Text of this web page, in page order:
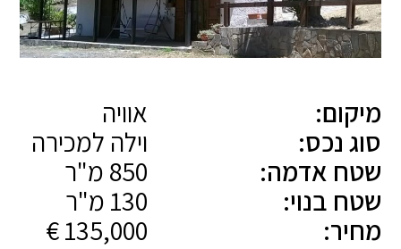
מיקום:
אוויה
סוג נכס:
וילה למכירה
שטח אדמה:
שטח בנוי:
מחיר: